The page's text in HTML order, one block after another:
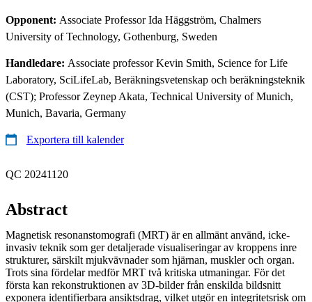
Opponent: Associate Professor Ida Häggström, Chalmers
University of Technology, Gothenburg, Sweden
Handledare: Associate professor Kevin Smith, Science for Life
Laboratory, SciLifeLab, Beräkningsvetenskap och beräkningsteknik
(CST); Professor Zeynep Akata, Technical University of Munich,
Munich, Bavaria, Germany
Exportera till kalender
QC 20241120
Abstract
Magnetisk resonanstomografi (MRT) är en allmänt använd, icke-
invasiv teknik som ger detaljerade visualiseringar av kroppens inre
strukturer, särskilt mjukvävnader som hjärnan, muskler och organ.
Trots sina fördelar medför MRT två kritiska utmaningar. För det
första kan rekonstruktionen av 3D-bilder från enskilda bildsnitt
exponera identifierbara ansiktsdrag, vilket utgör en integritetsrisk om